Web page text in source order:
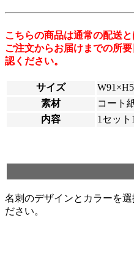
こちらの商品は通常の配送と
ご注文からお届けまでの所
認ください。
サイズ
素材
コート
内容
1セット
名刺のデザインとカラーを
ださい。